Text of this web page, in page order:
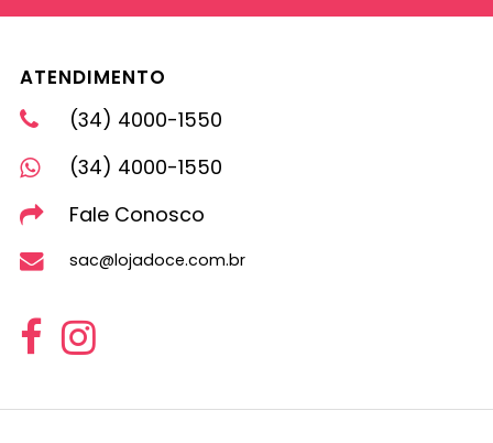
ATENDIMENTO
(34) 4000-1550
(34) 4000-1550
Fale Conosco
sac@lojadoce.com.br